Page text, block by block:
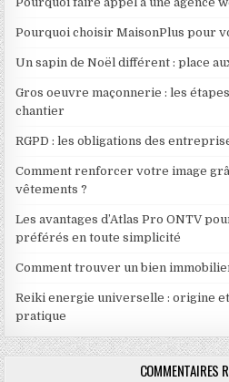
Pourquoi choisir MaisonPlus pour
Un sapin de Noël différent : place
Gros oeuvre maçonnerie : les
chantier
RGPD : les obligations des
Comment renforcer votre image
vêtements ?
Les avantages d’Atlas Pro ONTV
préférés en toute simplicité
Comment trouver un bien
Reiki energie universelle : origine
pratique
COMMENTAIRES